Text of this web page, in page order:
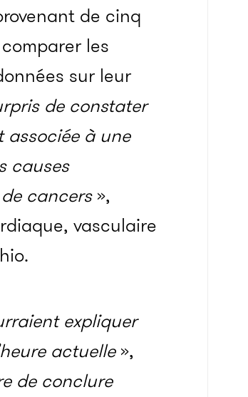
de cinq
les
sur leur
de constater
à une
causes
cancers»,
vasculaire
expliquer
actuelle»,
de conclure